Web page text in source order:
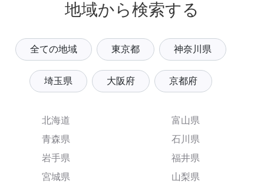
地域から検索する
全ての地域 東京都 神奈川県
埼玉県 大阪府 京都府
北海道
青森県
岩手県
宮城県
富山県
石川県
福井県
山梨県